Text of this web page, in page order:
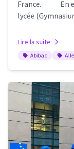
France. En
lycée
Lire la suite
Abibac